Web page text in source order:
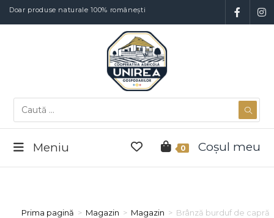
Doar produse naturale 100% românești
Meniu 0 Coșul meu
Prima pagină > Magazin > Magazin > Brânză burduf de capră